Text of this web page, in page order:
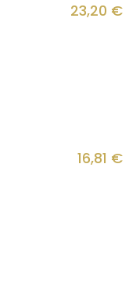
23,20 €
16,81 €